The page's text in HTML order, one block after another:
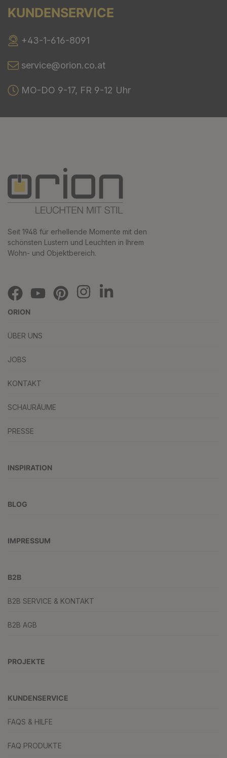
KUNDENSERVICE
+43-1-616-8091
service@orion.co.at
MO-DO 9-17, FR 9-12 Uhr
Seit 1948 für erhellende Momente mit den
schönsten Lustern und Leuchten in Ihrem
Wohn- und Objektbereich.
ORION
ÜBER UNS
JOBS
KONTAKT
SCHAURÄUME
PRESSE
INSPIRATION
BLOG
IMPRESSUM
B2B
B2B SERVICE & KONTAKT
B2B AGB
PROJEKTE
KUNDENSERVICE
FAQS & HILFE
FAQ PRODUKTE